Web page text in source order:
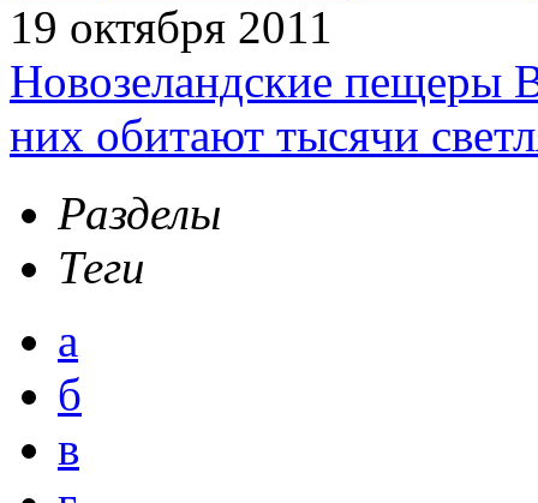
19 октября 2011
Новозеландские пещеры
них обитают тысячи
Разделы
Теги
а
б
в